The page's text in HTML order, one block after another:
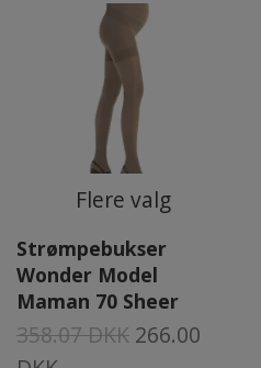
Flere valg
Strømpebukser
Wonder Model
Maman 70 Sheer
358.07 DKK 266.00